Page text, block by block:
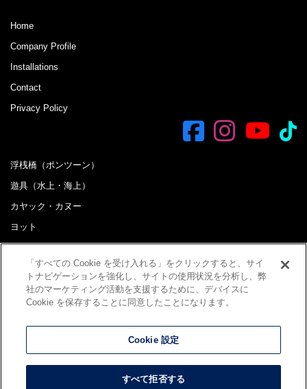
Home
Company Profile
Installations
Contact
Privacy Policy
浮桟橋（ポンツーン）
遊具（水上・海上）
カヤック・カヌー
ヨット
ボート
B&G海洋センター 配備艇など
おすすめ商品
お買い得備品・中古艇情報
水上式太陽光発電
ジェットスパ
「すべての Cookie を受け入れる」をクリックすると、サイ
トナビゲーションを強化し、サイトの使用状況を分析し、弊
社のマーケティング活動を支援するために、デバイスに
Cookie を保存することに同意したことになります。
Cookie 設定
すべて拒否する